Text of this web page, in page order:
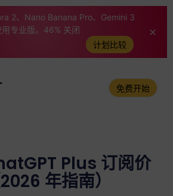
2、Nano Banana Pro、Gemini 3
专业版。46% 关闭
计划比较
免费开始
Plus 订阅价
年指南）